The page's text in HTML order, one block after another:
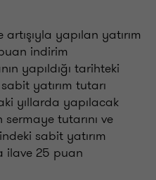
yapılan yatırım
indirim
yapıldığı tarihteki
yatırım tutarı
yıllarda yapılacak
tutarını ve
sabit yatırım
ilave 25 puan